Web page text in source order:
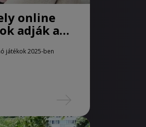
online
adják a
a
játékok 2025-ben